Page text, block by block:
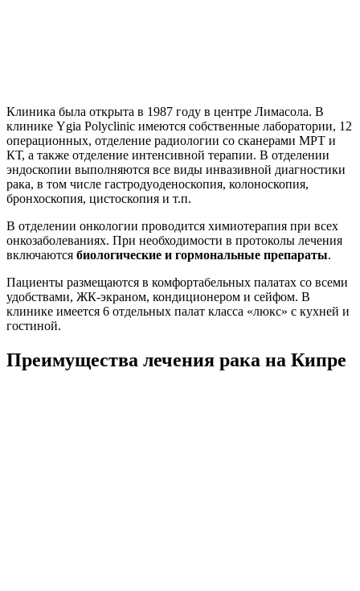
Клиника была открыта в 1987 году в центре Лимасола. В
клинике Ygia Polyclinic имеются собственные лаборатории, 12
операционных, отделение радиологии со сканерами МРТ и
КТ, а также отделение интенсивной терапии. В отделении
эндоскопии выполняются все виды инвазивной диагностики
рака, в том числе гастродуоденоскопия, колоноскопия,
бронхоскопия, цистоскопия и т.п.
В отделении онкологии проводится химиотерапия при всех
онкозаболеваниях. При необходимости в протоколы лечения
включаются биологические и гормональные препараты.
Пациенты размещаются в комфортабельных палатах со всеми
удобствами, ЖК-экраном, кондиционером и сейфом. В
клинике имеется 6 отдельных палат класса «люкс» с кухней и
гостиной.
Преимущества лечения рака на Кипре